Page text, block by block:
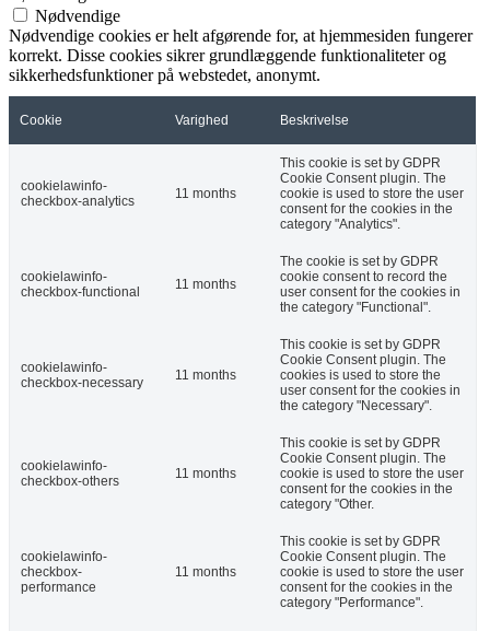
Nødvendige
Nødvendige cookies er helt afgørende for, at hjemmesiden fungerer
korrekt. Disse cookies sikrer grundlæggende funktionaliteter og
sikkerhedsfunktioner på webstedet, anonymt.
Cookie Varighed Beskrivelse
cookielawinfo-
checkbox-analytics
11 months
This cookie is set by GDPR
Cookie Consent plugin. The
cookie is used to store the user
consent for the cookies in the
category "Analytics".
cookielawinfo-
checkbox-functional
11 months
The cookie is set by GDPR
cookie consent to record the
user consent for the cookies in
the category "Functional".
cookielawinfo-
checkbox-necessary
11 months
This cookie is set by GDPR
Cookie Consent plugin. The
cookies is used to store the
user consent for the cookies in
the category "Necessary".
cookielawinfo-
checkbox-others
11 months
This cookie is set by GDPR
Cookie Consent plugin. The
cookie is used to store the user
consent for the cookies in the
category "Other.
cookielawinfo-
checkbox-
performance
11 months
This cookie is set by GDPR
Cookie Consent plugin. The
cookie is used to store the user
consent for the cookies in the
category "Performance".